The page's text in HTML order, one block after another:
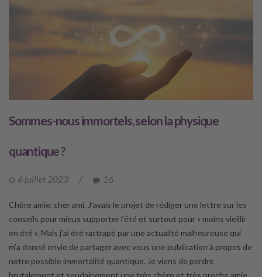
Sommes-nous immortels, selon la physique
quantique ?
6 juillet 2023 / 16
Chère amie, cher ami, J’avais le projet de rédiger une lettre sur les
conseils pour mieux supporter l’été et surtout pour « moins vieillir
en été ». Mais j’ai été rattrapé par une actualité malheureuse qui
m’a donné envie de partager avec vous une publication à propos de
notre possible immortalité quantique. Je viens de perdre
brutalement et soudainement une très chère et très proche amie,